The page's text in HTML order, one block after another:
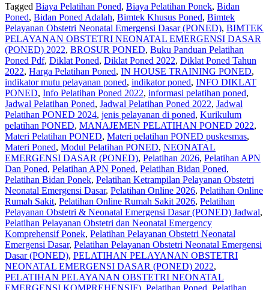
Tagged Biaya Pelatihan Poned, Biaya Pelatihan Ponek, Bidan
Poned, Bidan Poned Adalah, Bimtek Khusus Poned, Bimtek
Pelayanan Obstetri Neonatal Emergensi Dasar (PONED), BIMTEK
PELAYANAN OBSTETRI NEONATAL EMERGENSI DASAR
(PONED) 2022, BROSUR PONED, Buku Panduan Pelatihan
Poned Pdf, Diklat Poned, Diklat Poned 2022, Diklat Poned Tahun
2022, Harga Pelatihan Poned, IN HOUSE TRAINING PONED,
indikator mutu pelayanan poned, indikator poned, INFO DIKLAT
PONED, Info Pelatihan Poned 2022, informasi pelatihan poned,
Jadwal Pelatihan Poned, Jadwal Pelatihan Poned 2022, Jadwal
Pelatihan PONED 2024, jenis pelayanan di poned, Kurikulum
pelatihan PONED, MANAJEMEN PELATIHAN PONED 2022,
Materi Pelatihan PONED, Materi pelatihan PONED puskesmas,
Materi Poned, Modul Pelatihan PONED, NEONATAL
EMERGENSI DASAR (PONED), Pelatihan 2026, Pelatihan APN
Dan Poned, Pelatihan APN Poned, Pelatihan Bidan Poned,
Pelatihan Bidan Ponek, Pelatihan Ketrampilan Pelayanan Obstetri
Neonatal Emergensi Dasar, Pelatihan Online 2026, Pelatihan Online
Rumah Sakit, Pelatihan Online Rumah Sakit 2026, Pelatihan
Pelayanan Obstetri & Neonatal Emergensi Dasar (PONED) Jadwal,
Pelatihan Pelayanan Obstetri dan Neonatal Emergency
Komprehensif Ponek, Pelatihan Pelayanan Obstetri Neonatal
Emergensi Dasar, Pelatihan Pelayanan Obstetri Neonatal Emergensi
Dasar (PONED), PELATIHAN PELAYANAN OBSTETRI
NEONATAL EMERGENSI DASAR (PONED) 2022,
PELATIHAN PELAYANAN OBSTETRI NEONATAL
EMERGENSI KOMPREHENSIF), Pelatihan Poned, Pelatihan